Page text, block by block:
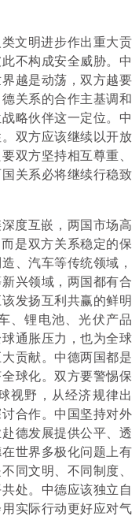
文明进步作出重大贡
不构成安全威胁。中
越是动荡，双方越要
关系的合作主基调和
略伙伴这一定位。中
双方应该继续以开放
双方坚持相互尊重、
关系必将继续行稳致
度互嵌，两国市场高
是双方关系稳定的保
、汽车等传统领域，
兴领域，两国都有合
发扬互利共赢的鲜明
、锂电池、光伏产品
通胀压力，也为全球
贡献。中德两国都是
球化。双方要警惕保
视野，从经济规律出
合作。中国坚持对外
德发展提供公平、透
世界多极化问题上有
同文明、不同制度、
处。中德应该独立自
实际行动更好应对气